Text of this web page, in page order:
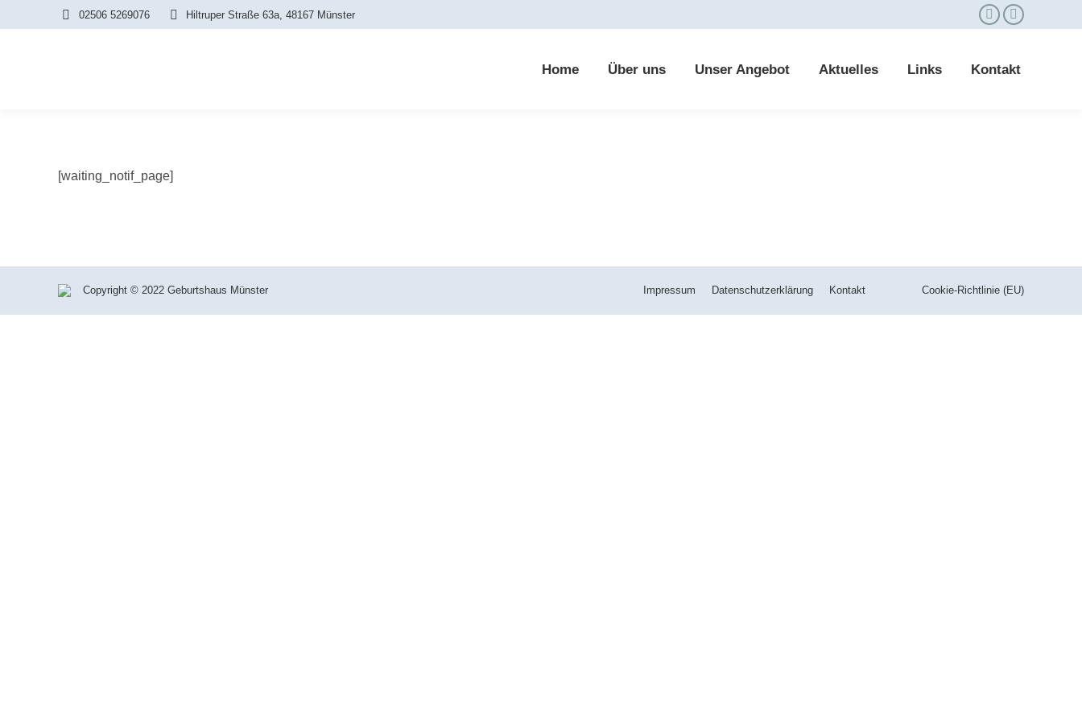
02506 5269076 Hiltruper Straße 63a, 48167 Münster
Home Über uns Unser Angebot Aktuelles Links Kontakt
[waiting_notif_page]
Copyright © 2022 Geburtshaus Münster Impressum Datenschutzerklärung Kontakt Cookie-Richtlinie (EU)